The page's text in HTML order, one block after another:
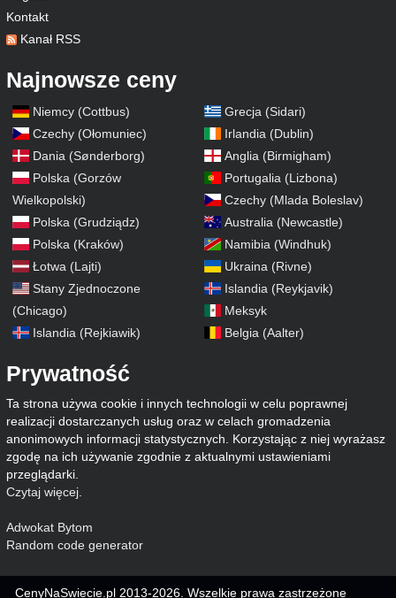
Kontakt
Kanał RSS
Najnowsze ceny
Niemcy (Cottbus)
Czechy (Ołomuniec)
Dania (Sønderborg)
Polska (Gorzów
Wielkopolski)
Polska (Grudziądz)
Polska (Kraków)
Łotwa (Lajti)
Stany Zjednoczone
(Chicago)
Islandia (Rejkiawik)
Grecja (Sidari)
Irlandia (Dublin)
Anglia (Birmigham)
Portugalia (Lizbona)
Czechy (Mlada Boleslav)
Australia (Newcastle)
Namibia (Windhuk)
Ukraina (Rivne)
Islandia (Reykjavik)
Meksyk
Belgia (Aalter)
Prywatność
Ta strona używa cookie i innych technologii w celu poprawnej
realizacji dostarczanych usług oraz w celach gromadzenia
anonimowych informacji statystycznych. Korzystając z niej wyrażasz
zgodę na ich używanie zgodnie z aktualnymi ustawieniami
przeglądarki.
Czytaj więcej
Adwokat Bytom
Random code generator
CenyNaSwiecie.pl 2013-2026. Wszelkie prawa zastrzeżone